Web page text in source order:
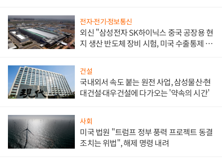
전자·전기·정보통신
외신 "삼성전자 SK하이닉스 중국 공장용 현
지 생산 반도체 장비 시험, 미국 수출통제 대
건설
국내외서 속도 붙는 원전 사업, 삼성물산·현
대건설·대우건설에 다가오는 '약속의 시간'
사회
미국 법원 "트럼프 정부 풍력 프로젝트 동결
조치는 위법", 해제 명령 내려